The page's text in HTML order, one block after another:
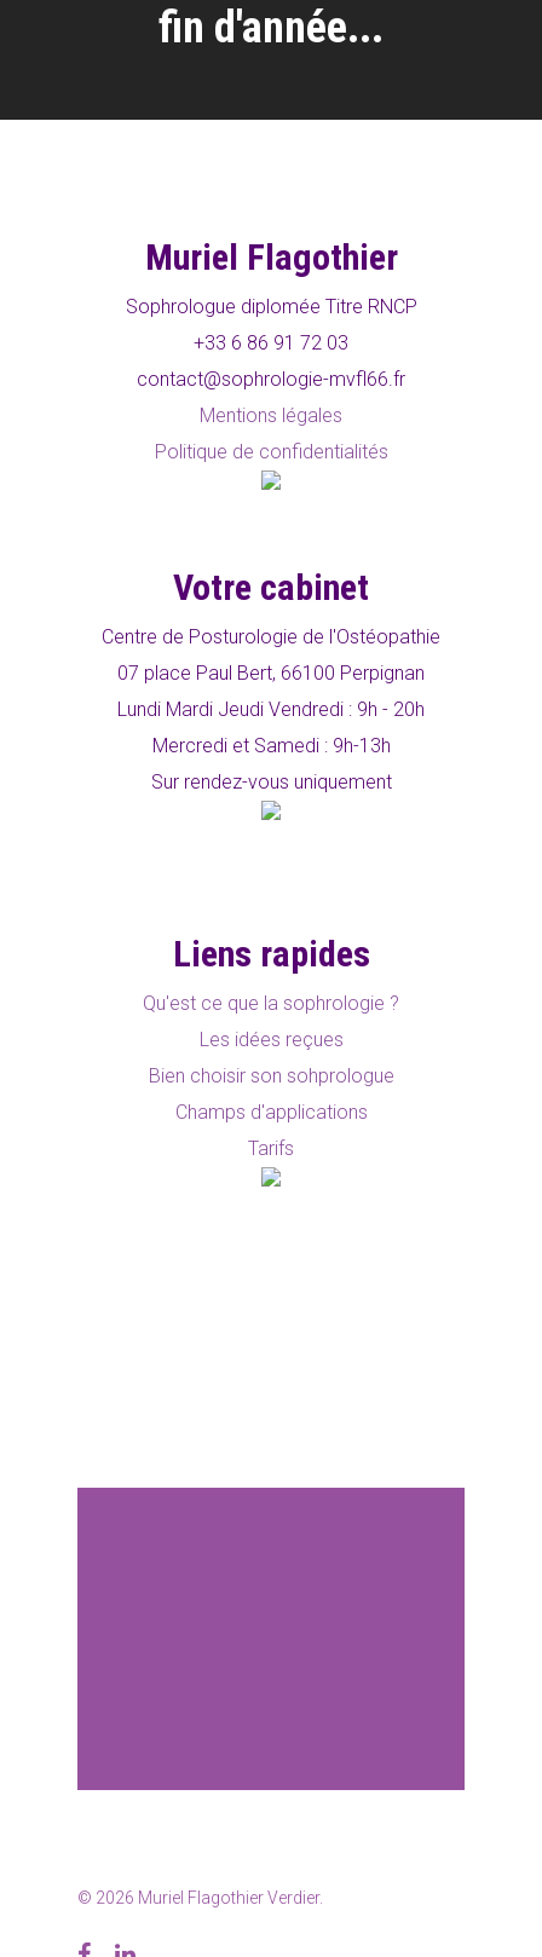
fin d'année...
Muriel Flagothier
Sophrologue diplomée Titre RNCP
+33 6 86 91 72 03
contact@sophrologie-mvfl66.fr
Mentions légales
Politique de confidentialités
Votre cabinet
Centre de Posturologie de l'Ostéopathie
07 place Paul Bert, 66100 Perpignan
Lundi Mardi Jeudi Vendredi : 9h - 20h
Mercredi et Samedi : 9h-13h
Sur rendez-vous uniquement
Liens rapides
Qu'est ce que la sophrologie ?
Les idées reçues
Bien choisir son sohprologue
Champs d'applications
Tarifs
© 2026 Muriel Flagothier Verdier.